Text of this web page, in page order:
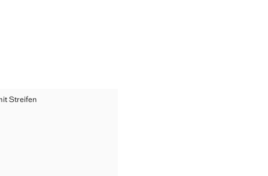
HEMD MIT STREIFEN
HEMD MIT STREIFEN
HEMD MIT STREIFEN
HEMD MIT STREIFEN
HEMD MIT STREIFEN
Streifen
MIT STREIFEN